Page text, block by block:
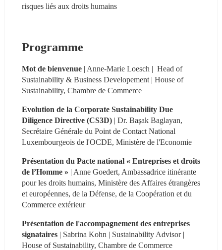
risques liés aux droits humains
Programme
Mot de bienvenue | Anne-Marie Loesch |  Head of
Sustainability & Business Developement | House of
Sustainability, Chambre de Commerce
Evolution de la Corporate Sustainability Due
Diligence Directive (CS3D) | Dr. Başak Baglayan,
Secrétaire Générale du Point de Contact National
Luxembourgeois de l'OCDE, Ministère de l'Economie
Présentation du Pacte national « Entreprises et droits
de l’Homme » | Anne Goedert, Ambassadrice itinérante
pour les droits humains, Ministère des Affaires étrangères
et européennes, de la Défense, de la Coopération et du
Commerce extérieur
Présentation de l'accompagnement des entreprises
signataires | Sabrina Kohn | Sustainability Advisor |
House of Sustainability, Chambre de Commerce